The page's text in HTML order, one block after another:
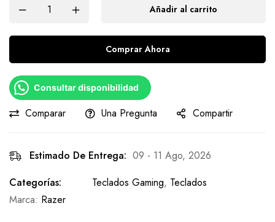
Añadir al carrito
Comprar Ahora
Consultar disponibilidad
Comparar Una Pregunta Compartir
Estimado De Entrega: 09 - 11 Ago, 2026
Categorías:
Teclados Gaming, Teclados
Marca: Razer